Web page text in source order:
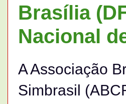
Brasília
Nacional
A Associação
Simbrasil